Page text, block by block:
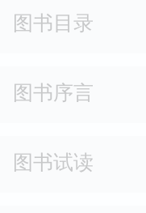
图书目录
图书序言
图书试读